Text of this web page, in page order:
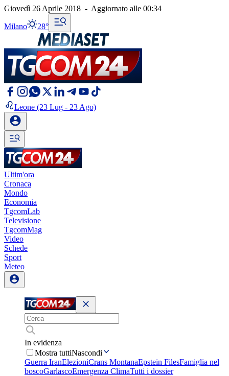
Giovedì 26 Aprile 2018 - Aggiornato alle 00:34
Milano 28°
Leone (23 Lug - 23 Ago)
Ultim'ora
Cronaca
Mondo
Economia
TgcomLab
Televisione
TgcomMag
Video
Schede
Sport
Meteo
In evidenza
Mostra tuttiNascondi
Guerra IranElezioniCrans MontanaEpstein FilesFamiglia nel
boscoGarlascoEmergenza ClimaTutti i dossier